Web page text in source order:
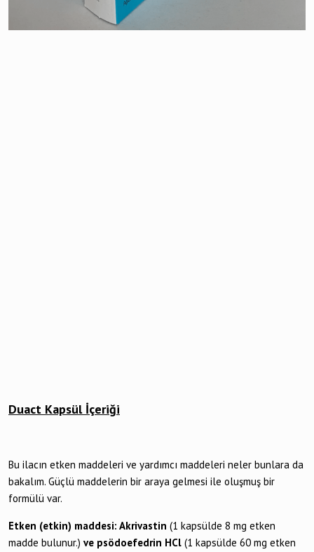
Duact Kapsül İçeriği
Bu ilacın etken maddeleri ve yardımcı maddeleri neler bunlara da
bakalım. Güçlü maddelerin bir araya gelmesi ile oluşmuş bir
formülü var.
Etken (etkin) maddesi: Akrivastin (1 kapsülde 8 mg etken
madde bulunur.) ve psödoefedrin HCl (1 kapsülde 60 mg etken